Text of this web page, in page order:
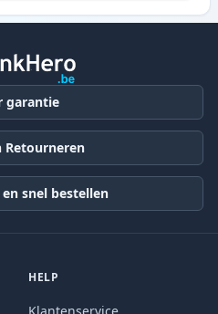
garantie
Retourneren
snel bestellen
HELP
Klantenservice